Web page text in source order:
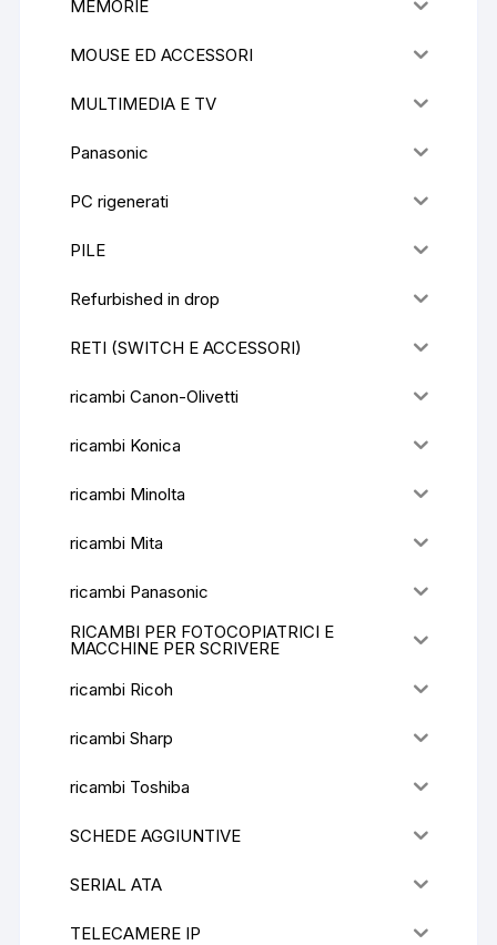
MEMORIE
MOUSE ED ACCESSORI
MULTIMEDIA E TV
Panasonic
PC rigenerati
PILE
Refurbished in drop
RETI (SWITCH E ACCESSORI)
ricambi Canon-Olivetti
ricambi Konica
ricambi Minolta
ricambi Mita
ricambi Panasonic
RICAMBI PER FOTOCOPIATRICI E
MACCHINE PER SCRIVERE
ricambi Ricoh
ricambi Sharp
ricambi Toshiba
SCHEDE AGGIUNTIVE
SERIAL ATA
TELECAMERE IP